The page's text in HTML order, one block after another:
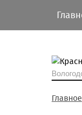
Главное